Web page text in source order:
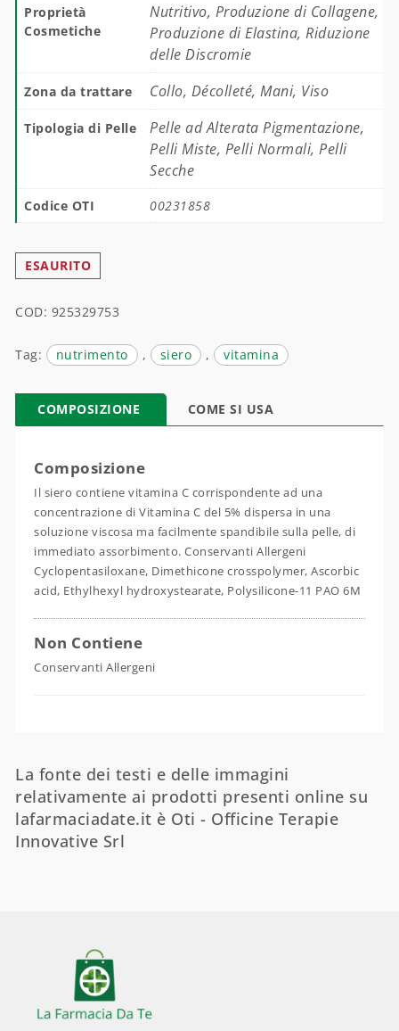
Proprietà
Cosmetiche
Nutritivo, Produzione di Collagene,
Produzione di Elastina, Riduzione
delle Discromie
Zona da trattare Collo, Décolleté, Mani, Viso
Tipologia di Pelle
Pelle ad Alterata Pigmentazione,
Pelli Miste, Pelli Normali, Pelli
Secche
Codice OTI 00231858
ESAURITO
COD: 925329753
Tag: nutrimento , siero , vitamina
COMPOSIZIONE COME SI USA
Composizione
Il siero contiene vitamina C corrispondente ad una
concentrazione di Vitamina C del 5% dispersa in una
soluzione viscosa ma facilmente spandibile sulla pelle, di
immediato assorbimento. Conservanti Allergeni
Cyclopentasiloxane, Dimethicone crosspolymer, Ascorbic
acid, Ethylhexyl hydroxystearate, Polysilicone-11 PAO 6M
Non Contiene
Conservanti Allergeni
La fonte dei testi e delle immagini
relativamente ai prodotti presenti online su
lafarmaciadate.it è Oti - Officine Terapie
Innovative Srl